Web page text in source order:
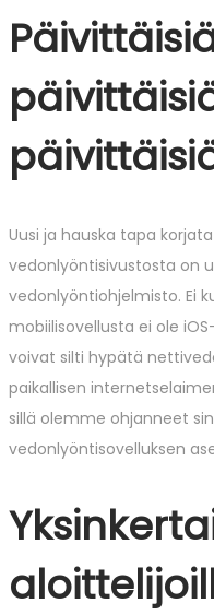
Uusi ja hauska tapa
vedonlyöntisivustosta on
vedonlyöntiohjelmisto. Ei
mobiilisovellusta ei ole
voivat silti hypätä
paikallisen
sillä olemme ohjanneet
vedonlyöntisovelluksen